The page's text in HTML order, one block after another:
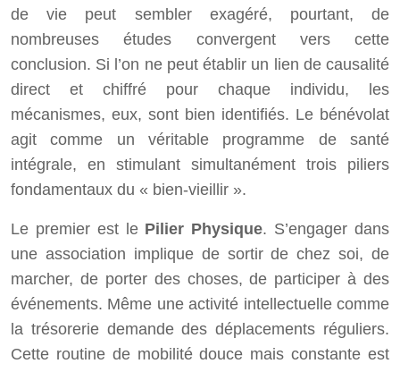
de vie peut sembler exagéré, pourtant, de
nombreuses études convergent vers cette
conclusion. Si l’on ne peut établir un lien de causalité
direct et chiffré pour chaque individu, les
mécanismes, eux, sont bien identifiés. Le bénévolat
agit comme un véritable programme de santé
intégrale, en stimulant simultanément trois piliers
fondamentaux du « bien-vieillir ».
Le premier est le Pilier Physique. S’engager dans
une association implique de sortir de chez soi, de
marcher, de porter des choses, de participer à des
événements. Même une activité intellectuelle comme
la trésorerie demande des déplacements réguliers.
Cette routine de mobilité douce mais constante est